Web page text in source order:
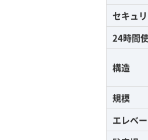
セキュ
24時間
構造
規模
エレベ